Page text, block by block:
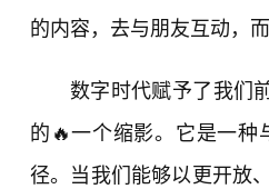
的内容，去与朋友互动，
数字时代赋予了我们
的🔥一个缩影。它是一
径。当我们能够以更开放